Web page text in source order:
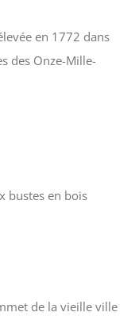
en 1772 dans
des Onze-Mille-
bustes en bois
de la vieille ville